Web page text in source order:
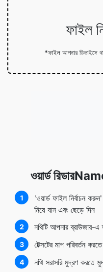
ফাইল
*ফাইল আপনার ডিভাইসে
ওয়ার্ড
1
'ওয়ার্ড ফাইল নির্বাচন
নিয়ে যান এবং ছেড়ে দিন
2 নথিটি আপনার ব্রাউজার-এ
3 টেক্সটের মাপ পরিবর্তন
4 নথি সরাসরি মুদ্রণ করতে